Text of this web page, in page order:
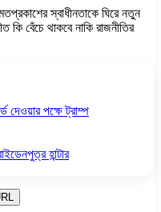
স্বাধীনতাকে ঘিরে নতুন
বেঁচে থাকবে নাকি রাজনীতির
দেওয়ার পক্ষে ট্রাম্প
হান্টার